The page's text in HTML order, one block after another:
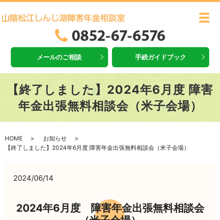
メールのご相談 手続ガイドブック
メ
【終了しました】2024年6月度 障害
年金出張無料相談会（米子会場）
HOME
お知らせ
【終了しました】2024年6月度 障害年金出張無料相談会（米子会場）
2024/06/14
2024年6月度 障害年金出張無料相談会